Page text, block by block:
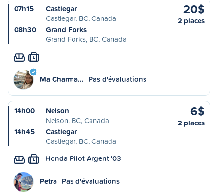
07h15
Castlegar
Castlegar, BC, Canada
08h30
Grand Forks
Grand Forks, BC, Canada
20$
2 places
L
Ma Charma… Pas d'évaluations
14h00
Nelson
Nelson, BC, Canada
14h45
Castlegar
Castlegar, BC, Canada
6$
2 places
L Honda Pilot Argent '03
Petra Pas d'évaluations